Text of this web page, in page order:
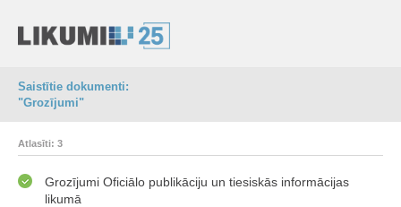
Saistītie dokumenti:
"Grozījumi"
Atlasīti: 3
Grozījumi Oficiālo publikāciju un tiesiskās informācijas
likumā